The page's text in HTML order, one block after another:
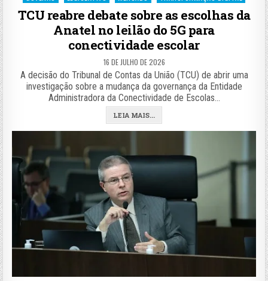
in
TCU reabre debate sobre as escolhas da
Anatel no leilão do 5G para
conectividade escolar
16 DE JULHO DE 2026
A decisão do Tribunal de Contas da União (TCU) de abrir uma
investigação sobre a mudança da governança da Entidade
Administradora da Conectividade de Escolas…
LEIA MAIS...